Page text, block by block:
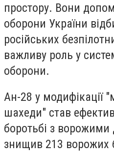
простору. Вони
оборони України
російських
важливу роль у
оборони.
Ан-28 у модифікації
шахеди" став
боротьбі з
знищив 213 ворожих